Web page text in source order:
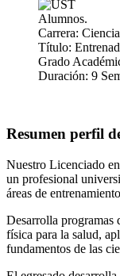
Alumnos.
Carrera:
Título:
Grado
Duración: 9
Resumen perfil
Nuestro Licenciado
un profesional
áreas de
Desarrolla programas
física para la salud,
fundamentos de las